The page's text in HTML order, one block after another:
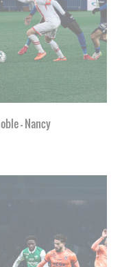
- Nancy